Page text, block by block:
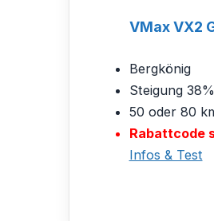
VMax VX2
Bergkönig
Steigung
50 oder 80
Rabattcode
Infos & Test